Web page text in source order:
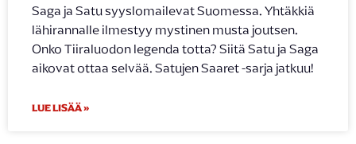
Saga ja Satu syyslomailevat Suomessa. Yhtäkkiä
lähirannalle ilmestyy mystinen musta joutsen.
Onko Tiiraluodon legenda totta? Siitä Satu ja Saga
aikovat ottaa selvää. Satujen Saaret -sarja jatkuu!
LUE LISÄÄ »